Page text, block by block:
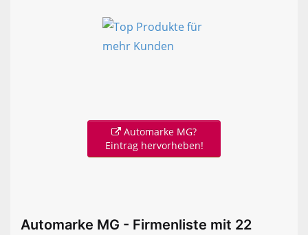
Automarke MG?
Eintrag hervorheben!
Automarke MG - Firmenliste mit 22